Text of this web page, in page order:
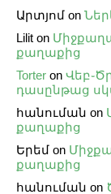
Արտյոմ on
Lilit on
քաղաքից
Torter on
դասընթաց
հանուման on
քաղաքից
Երեմ on
քաղաքից
հանուման on